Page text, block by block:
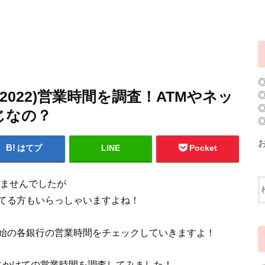
営業時間を調査！ATMやネッ
の？
はてブ LINE Pocket
せんでしたが
方もいらっしゃいますよね！
各銀行の営業時間をチェックしていきますよ！
◎
◎
◎
◎